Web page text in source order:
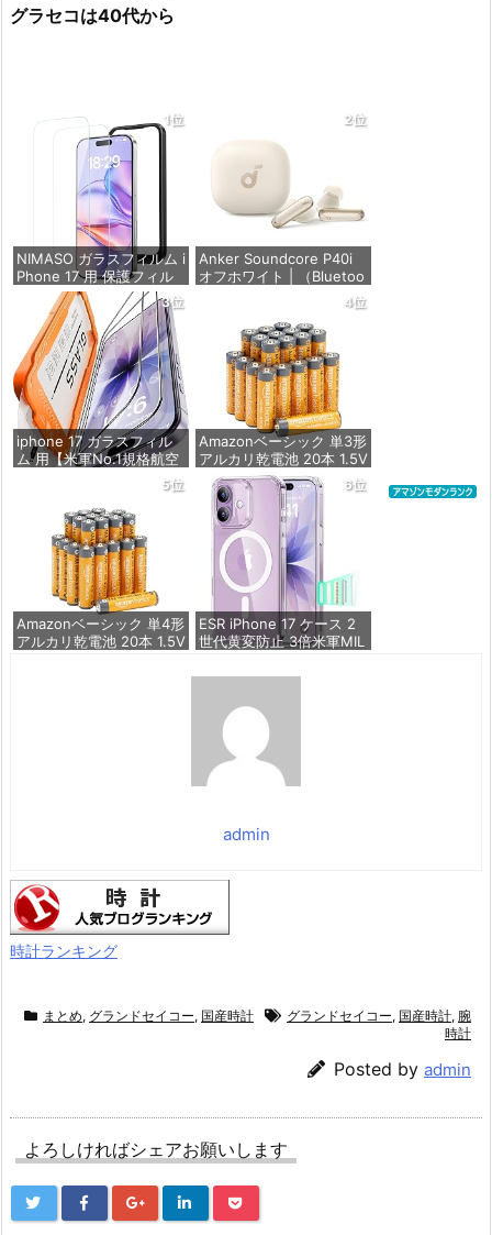
グラセコは40代から
1位
NIMASO ガラスフィルム i
Phone 17 用 保護フィル
ム 強化ガラス 耐衝撃 高
透過率 指紋防止 貼りやす
い ガイド枠付き | いPhon
e17 (6.3インチ) 対応 2枚
セット DSP25F1698
価格：¥1,357
2位
Anker Soundcore P40i
オフホワイト | （Bluetoo
th 5.3） 【完全ワイヤレ
スイヤホン/ウルトラノイ
ズキャンセリング 2.0 / マ
ルチポイント接続 / 最大6
0時間再生 / PSE技術基準
適合】
価格：¥7,990
3位
iphone 17 ガラスフィル
ム 用【米軍No.1規格航空
材料&独創的なガイド枠】
2枚セット 全面保護 最強
硬度10H 耐衝撃 | いphon
e17 保護フィルム 気泡な
し Zeniss 自動吸着 貼付
け簡単 iphone17フィルム
超クリア画
価格：¥1,260
4位
Amazonベーシック 単3形
アルカリ乾電池 20本 1.5V
保存期限10年 液漏れ防止
価格：¥846
5位
Amazonベーシック 単4形
アルカリ乾電池 20本 1.5V
6位
ESR iPhone 17 ケース 2
世代黄変防止 3倍米軍MIL
おん17用 カメラボタン付
ガードコーナー ワイヤレ
ス充電 耐衝撃 PC背面TP
Uバンパー 指紋防止 高耐
久性 マグネット
admin
時計ランキング
まとめ, グランドセイコー, 国産時計 グランドセイコー, 国産時計, 腕
時計
Posted by admin
よろしければシェアお願いします